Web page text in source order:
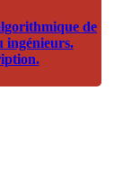
de
ingénieurs.